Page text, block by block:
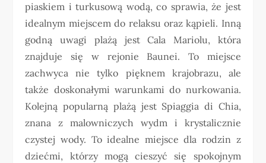
piaskiem i turkusową wodą, co sprawia, że jest
idealnym miejscem do relaksu oraz kąpieli. Inną
godną uwagi plażą jest Cala Mariolu, która
znajduje się w rejonie Baunei. To miejsce
zachwyca nie tylko pięknem krajobrazu, ale
także doskonałymi warunkami do nurkowania.
Kolejną popularną plażą jest Spiaggia di Chia,
znana z malowniczych wydm i krystalicznie
czystej wody. To idealne miejsce dla rodzin z
dziećmi, którzy mogą cieszyć się spokojnym